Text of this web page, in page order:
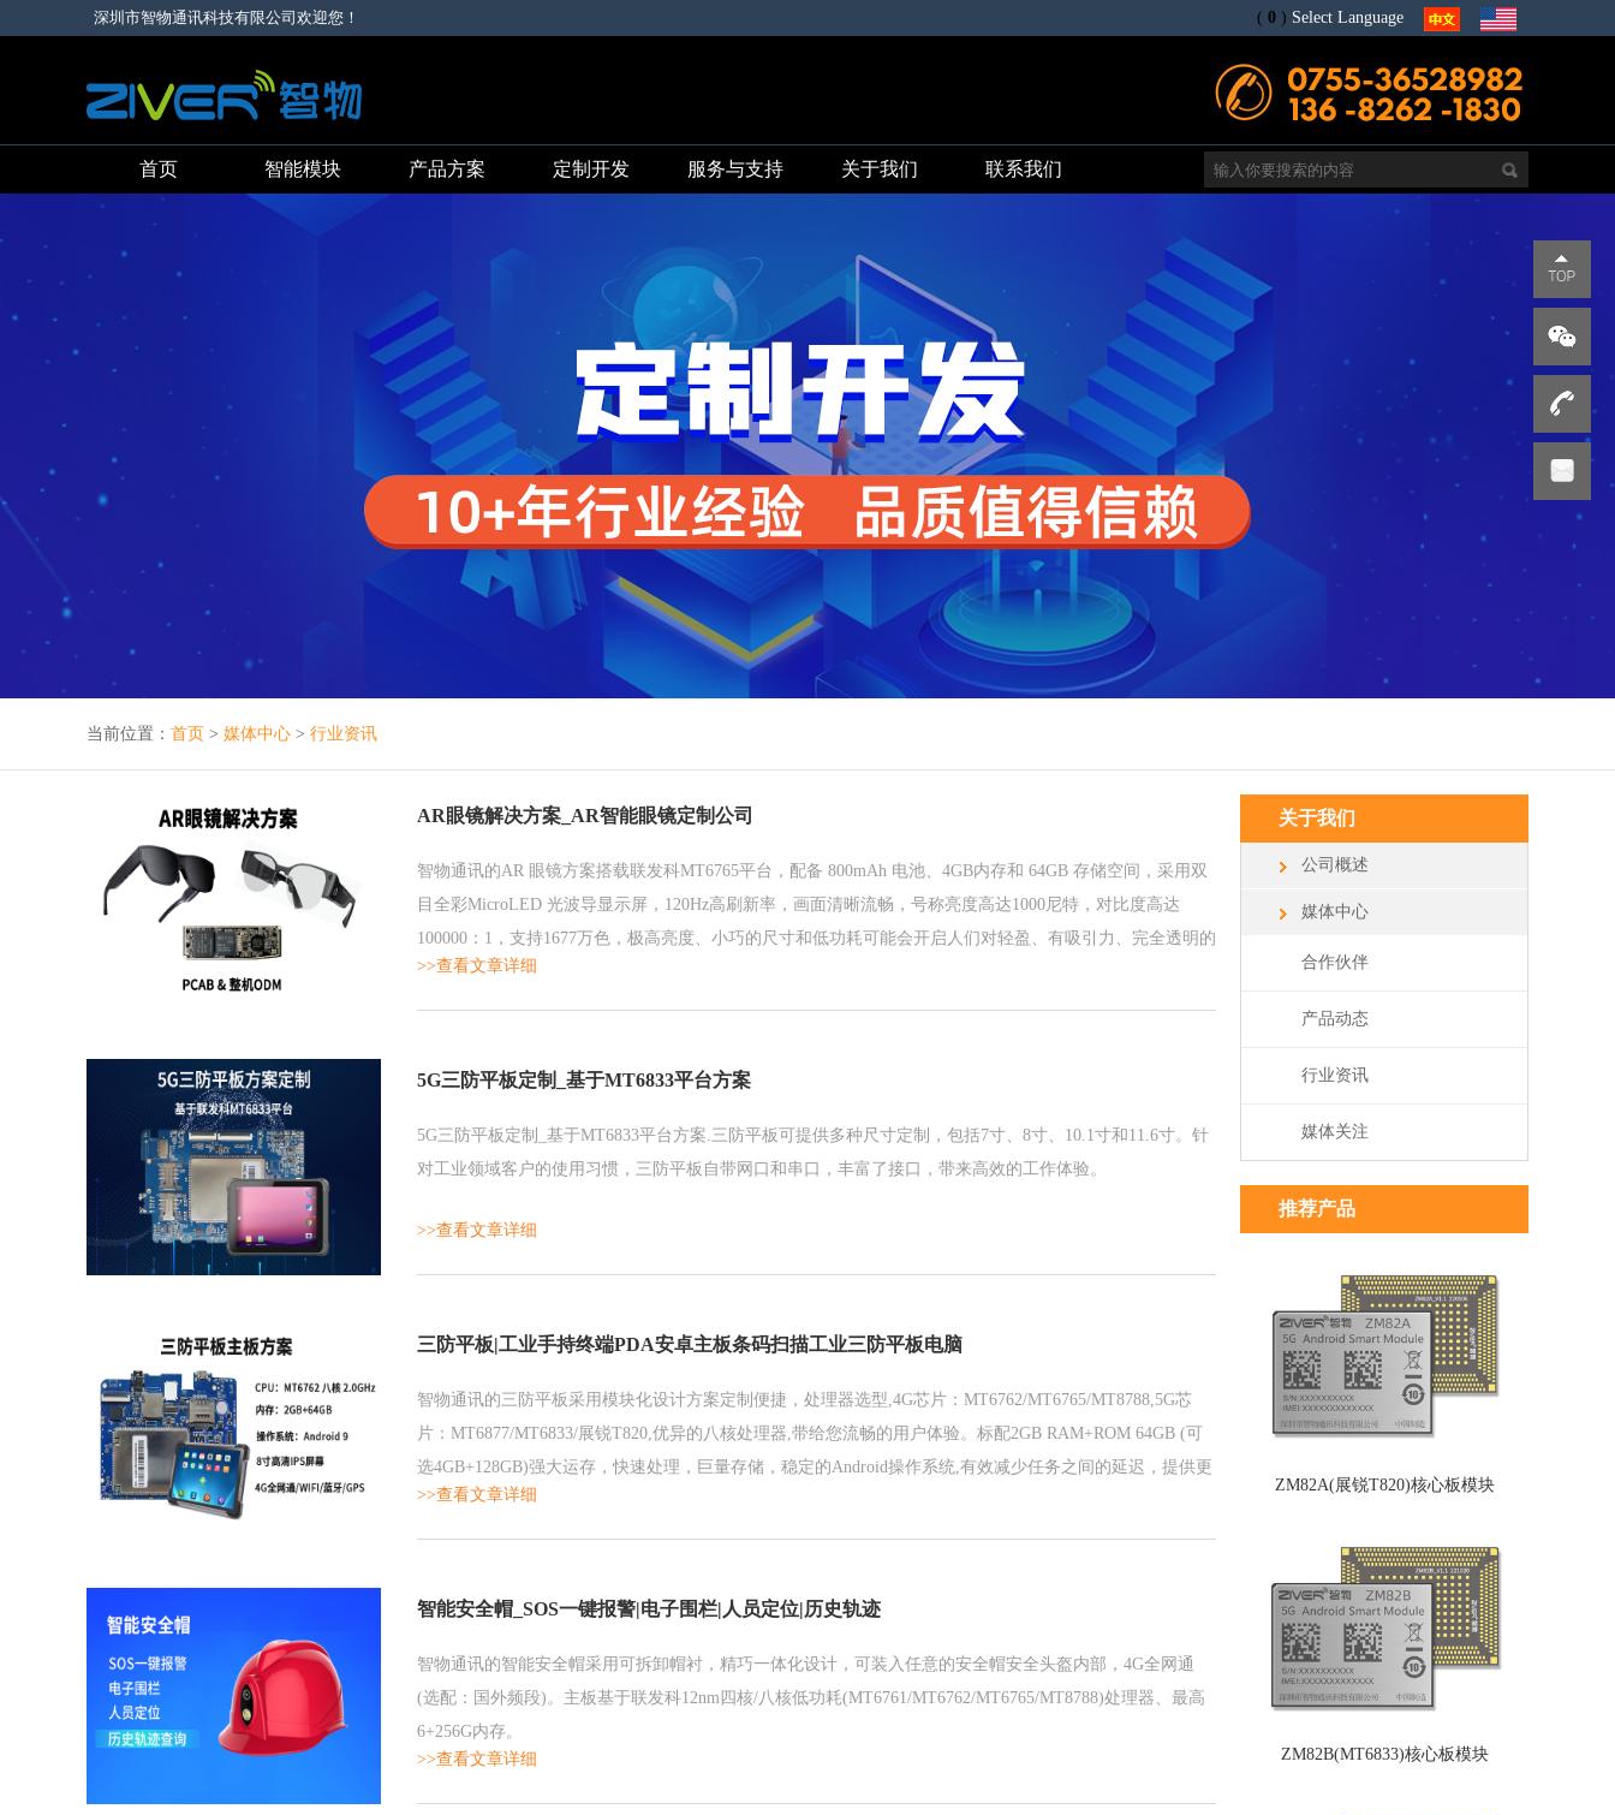
深圳市智物通讯科技有限公司欢迎您！ ( 0 ) Select Language
首页 智能模块 产品方案 定制开发 服务与支持 关于我们 联系我们
当前位置： 首页 > 媒体中心 > 行业资讯
AR眼镜解决方案_AR智能眼镜定制公司
智物通讯的AR 眼镜方案搭载联发科MT6765平台，配备 800mAh 电池、4GB内存和 64GB 存储空间，采用双
目全彩MicroLED 光波导显示屏，120Hz高刷新率，画面清晰流畅，号称亮度高达1000尼特，对比度高达
100000：1，支持1677万色，极高亮度、小巧的尺寸和低功耗可能会开启人们对轻盈、有吸引力、完全透明的
AR 眼镜。
>>查看文章详细
5G三防平板定制_基于MT6833平台方案
5G三防平板定制_基于MT6833平台方案.三防平板可提供多种尺寸定制，包括7寸、8寸、10.1寸和11.6寸。针
对工业领域客户的使用习惯，三防平板自带网口和串口，丰富了接口，带来高效的工作体验。
>>查看文章详细
三防平板|工业手持终端PDA安卓主板条码扫描工业三防平板电脑
智物通讯的三防平板采用模块化设计方案定制便捷，处理器选型,4G芯片：MT6762/MT6765/MT8788,5G芯
片：MT6877/MT6833/展锐T820,优异的八核处理器,带给您流畅的用户体验。标配2GB RAM+ROM 64GB (可
选4GB+128GB)强大运存，快速处理，巨量存储，稳定的Android操作系统,有效减少任务之间的延迟，提供更
高的计算和GPU性能的同时降低功耗，非常适合需要处理高速复杂的任务工作。
>>查看文章详细
智能安全帽_SOS一键报警|电子围栏|人员定位|历史轨迹
智物通讯的智能安全帽采用可拆卸帽衬，精巧一体化设计，可装入任意的安全帽安全头盔内部，4G全网通
(选配：国外频段)。主板基于联发科12nm四核/八核低功耗(MT6761/MT6762/MT6765/MT8788)处理器、最高
6+256G内存。
>>查看文章详细
关于我们
公司概述
媒体中心
合作伙伴
产品动态
行业资讯
媒体关注
推荐产品
ZM82A(展锐T820)核心板模块
ZM82B(MT6833)核心板模块